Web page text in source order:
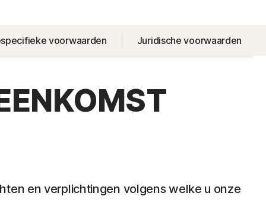
voorwaarden Juridische voorwaarden
en verplichtingen volgens welke u onze